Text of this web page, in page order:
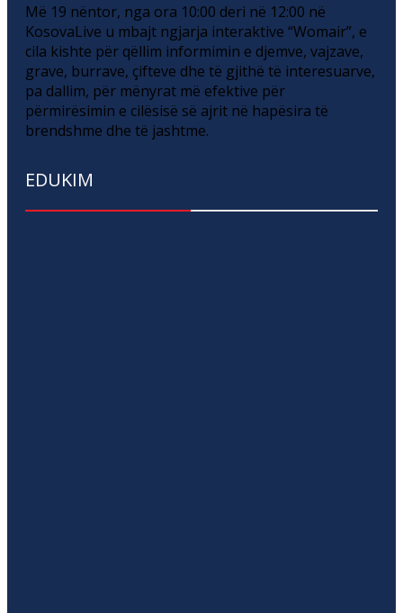
Më 19 nëntor, nga ora 10:00 deri në 12:00 në
KosovaLive u mbajt ngjarja interaktive “Womair”, e
cila kishte për qëllim informimin e djemve, vajzave,
grave, burrave, çifteve dhe të gjithë të interesuarve,
pa dallim, për mënyrat më efektive për
përmirësimin e cilësisë së ajrit në hapësira të
brendshme dhe të jashtme.
EDUKIM